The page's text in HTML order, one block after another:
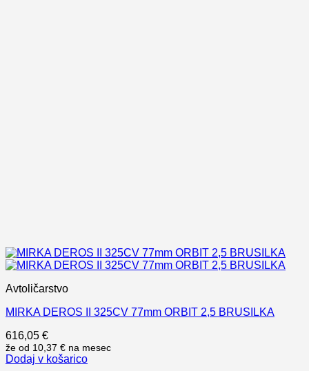
Avtoličarstvo
MIRKA DEROS II 325CV 77mm ORBIT 2,5 BRUSILKA
616,05 €
že od 10,37 € na mesec
Dodaj v košarico